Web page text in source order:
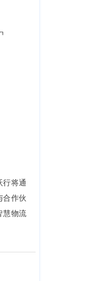
行将通
合作伙
慧物流